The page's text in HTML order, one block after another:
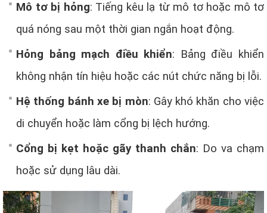
Mô tơ bị hỏng: Tiếng kêu lạ từ mô tơ hoặc mô tơ
quá nóng sau một thời gian ngắn hoạt động.
Hỏng bảng mạch điều khiển: Bảng điều khiển
không nhận tín hiệu hoặc các nút chức năng bị lỗi.
Hệ thống bánh xe bị mòn: Gây khó khăn cho việc
di chuyển hoặc làm cổng bị lệch hướng.
Cổng bị kẹt hoặc gãy thanh chắn: Do va chạm
hoặc sử dụng lâu dài.